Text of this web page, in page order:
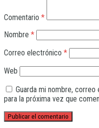
Comentario *
Nombre *
Correo electrónico *
Web
Guarda mi nombre,
para la próxima vez que